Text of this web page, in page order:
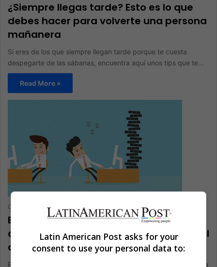
¿Siempre llegas tarde? Esto es lo que
debes hacer para volverte una persona
mañanera
Si eres de los que siempre llegan tarde porque te cuesta
despegarte de las sábanas, encuentra aquí unos tips que te…
Read More »
Clementina Ramos May 14, 2018 239
El arte de posponer: ¿Pasas tiempo
dándole vuelta a tus tareas y al final del
día no las has hecho?
Procrastinar está en la mente de muchos y pareciera que hasta
Latin American Post asks for your
consent to use your personal data to: